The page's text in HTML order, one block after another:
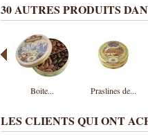
30 AUTRES PRODUITS
Boite... Praslines de...
LES CLIENTS QUI ONT